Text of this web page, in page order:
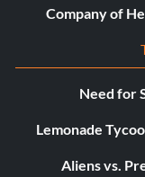
Company of
Need for
Lemonade
Aliens vs.